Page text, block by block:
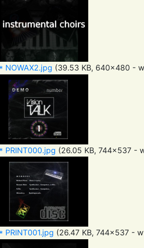
NOWAX2.jpg (39.53 KB, 640x480 -
PRINT000.jpg (26.05 KB, 744x537 -
PRINT001.jpg (26.47 KB, 744x537 -